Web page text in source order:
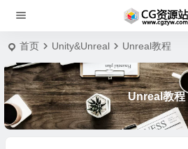
首页 Unity&Unreal Unreal教程
Unreal教程